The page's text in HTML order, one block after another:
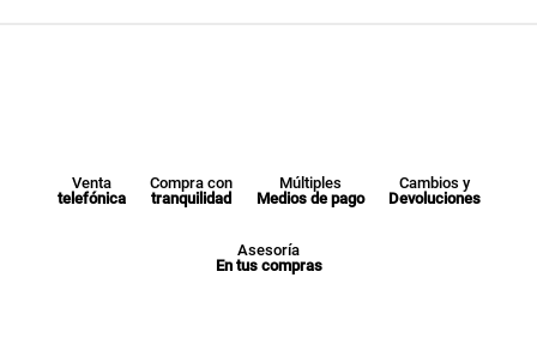
Venta
telefónica
Compra con
tranquilidad
Múltiples
Medios de pago
Cambios y
Devoluciones
Asesoría
En tus compras